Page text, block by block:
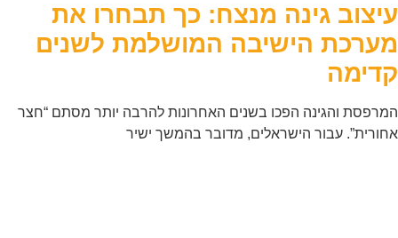
עיצוב גינה מנצח: כך תבחרו את
מערכת הישיבה המושלמת לשנים
קדימה
המרפסת והגינה הפכו בשנים האחרונות להרבה יותר מסתם “חצר
אחורית”. עבור הישראלים, מדובר בהמשך ישיר